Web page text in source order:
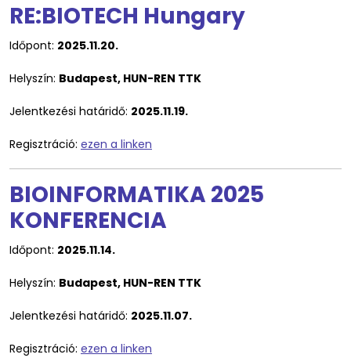
RE:BIOTECH Hungary
Időpont: 2025.11.20.
Helyszín: Budapest, HUN-REN TTK
Jelentkezési határidő: 2025.11.19.
Regisztráció: ezen a linken
BIOINFORMATIKA 2025
KONFERENCIA
Időpont: 2025.11.14.
Helyszín: Budapest, HUN-REN TTK
Jelentkezési határidő: 2025.11.07.
Regisztráció: ezen a linken